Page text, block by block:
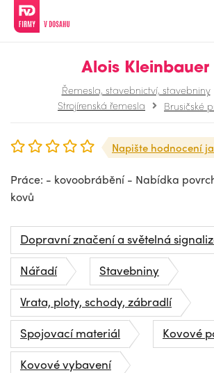
Alois Kleinbauer
Řemesla, stavebnictví, stavebniny
Strojírenská řemesla
Brusičské
Napište hodnocení
Práce: - kovoobrábění - Nabídka
kovů
Dopravní značení a světelná
Nářadí
Stavebniny
Vrata, ploty, schody, zábradlí
Spojovací materiál
Kovové
Kovové vybavení